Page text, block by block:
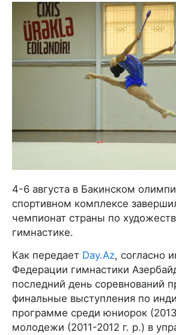
4-6 августа в Бакинском
спортивном комплексе
чемпионат страны по
гимнастике.
Как передает Day.Az, согласно
Федерации гимнастики
последний день соревнований
финальные выступления по
программе среди юниорок
молодежи (2011-2012 г. р.) в